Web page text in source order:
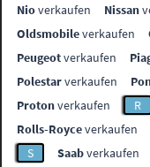
Nioverkaufen Nissan
Oldsmobileverkaufen
Peugeotverkaufen
Polestarverkaufen
Protonverkaufen R
Rolls-Royceverkaufen
S
Saabverkaufen